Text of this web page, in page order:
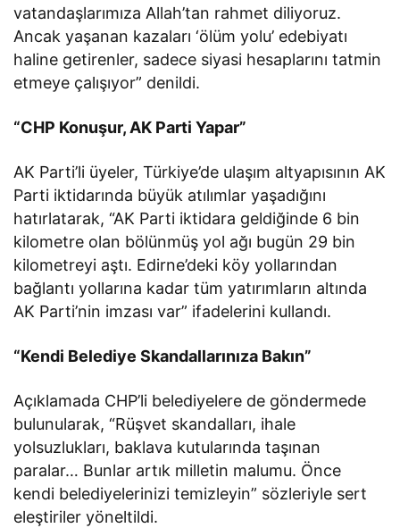
vatandaşlarımıza Allah’tan rahmet diliyoruz.
Ancak yaşanan kazaları ‘ölüm yolu’ edebiyatı
haline getirenler, sadece siyasi hesaplarını tatmin
etmeye çalışıyor” denildi.
“CHP Konuşur, AK Parti Yapar”
AK Parti’li üyeler, Türkiye’de ulaşım altyapısının AK
Parti iktidarında büyük atılımlar yaşadığını
hatırlatarak, “AK Parti iktidara geldiğinde 6 bin
kilometre olan bölünmüş yol ağı bugün 29 bin
kilometreyi aştı. Edirne’deki köy yollarından
bağlantı yollarına kadar tüm yatırımların altında
AK Parti’nin imzası var” ifadelerini kullandı.
“Kendi Belediye Skandallarınıza Bakın”
Açıklamada CHP’li belediyelere de göndermede
bulunularak, “Rüşvet skandalları, ihale
yolsuzlukları, baklava kutularında taşınan
paralar… Bunlar artık milletin malumu. Önce
kendi belediyelerinizi temizleyin” sözleriyle sert
eleştiriler yöneltildi.